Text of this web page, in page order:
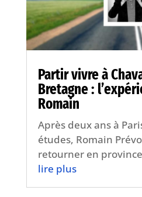
Partir vivre à
Bretagne :
Romain
Après deux ans à
études, Romain
retourner en
lire plus